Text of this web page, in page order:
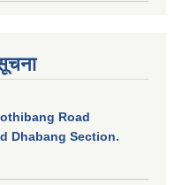
Road
Dhabang Section.